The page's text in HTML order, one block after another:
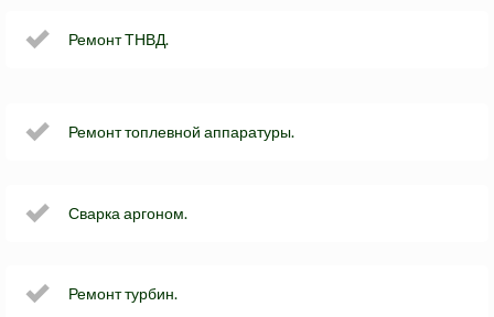
Ремонт ТНВД.
Ремонт топлевной аппаратуры.
Сварка аргоном.
Ремонт турбин.